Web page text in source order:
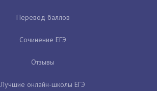
Перевод баллов
Сочинение ЕГЭ
Отзывы
Лучшие онлайн-школы ЕГЭ